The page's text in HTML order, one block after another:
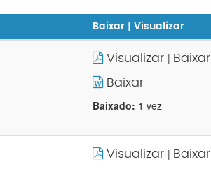
Baixar | Visualizar
Visualizar | Baixar
Baixar
Baixado: 1 vez
Visualizar | Baixar